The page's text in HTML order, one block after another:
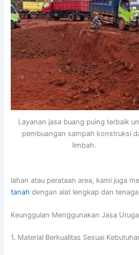
Layanan jasa buang puing terbaik
pembuangan sampah konstruksi
limbah.
lahan atau perataan area, kami juga
tanah dengan alat lengkap dan
Keunggulan Menggunakan Jasa
1. Material Berkualitas Sesuai